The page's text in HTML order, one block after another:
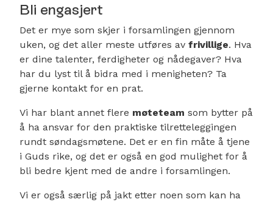
Bli engasjert
Det er mye som skjer i forsamlingen gjennom
uken, og det aller meste utføres av frivillige. Hva
er dine talenter, ferdigheter og nådegaver? Hva
har du lyst til å bidra med i menigheten? Ta
gjerne kontakt for en prat.
Vi har blant annet flere møteteam som bytter på
å ha ansvar for den praktiske tilretteleggingen
rundt søndagsmøtene. Det er en fin måte å tjene
i Guds rike, og det er også en god mulighet for å
bli bedre kjent med de andre i forsamlingen.
Vi er også særlig på jakt etter noen som kan ha